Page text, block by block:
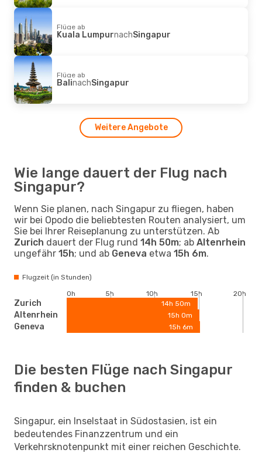
Flüge ab
Kuala LumpurnachSingapur
Flüge ab
BalinachSingapur
Weitere Angebote
Wie lange dauert der Flug nach
Singapur?
Wenn Sie planen, nach Singapur zu fliegen, haben
wir bei Opodo die beliebtesten Routen analysiert, um
Sie bei Ihrer Reiseplanung zu unterstützen. Ab
Zurich dauert der Flug rund 14h 50m; ab Altenrhein
ungefähr 15h; und ab Geneva etwa 15h 6m.
Flugzeit (in Stunden)
Zurich
Altenrhein
Geneva
0h 5h 10h 15h
20h
14h 50m
15h 0m
15h 6m
Die besten Flüge nach Singapur
finden & buchen
Singapur, ein Inselstaat in Südostasien, ist ein
bedeutendes Finanzzentrum und ein
Verkehrsknotenpunkt mit einer reichen Geschichte.